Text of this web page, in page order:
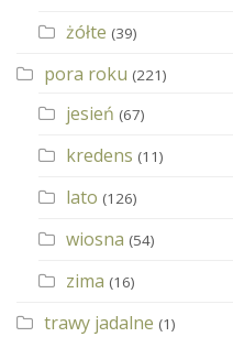
żółte (39)
pora roku (221)
jesień (67)
kredens (11)
lato (126)
wiosna (54)
zima (16)
trawy jadalne (1)